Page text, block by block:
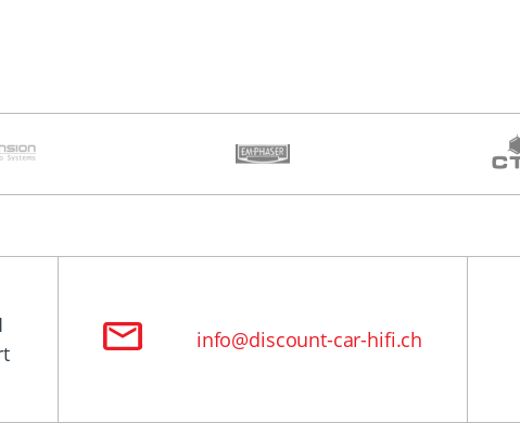
info@discount-car-hifi.ch